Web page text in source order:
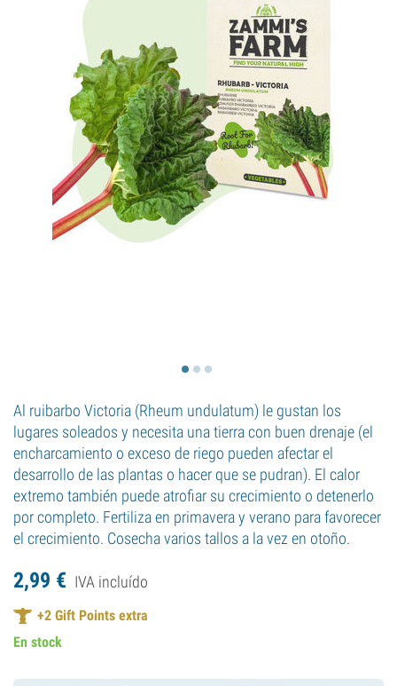
Al ruibarbo Victoria (Rheum undulatum) le gustan los
lugares soleados y necesita una tierra con buen drenaje (el
encharcamiento o exceso de riego pueden afectar el
desarrollo de las plantas o hacer que se pudran). El calor
extremo también puede atrofiar su crecimiento o detenerlo
por completo. Fertiliza en primavera y verano para favorecer
el crecimiento. Cosecha varios tallos a la vez en otoño.
2,99 € IVA incluído
+2 Gift Points extra
En stock